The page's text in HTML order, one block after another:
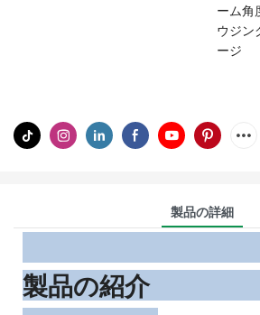
ーム角
ウジン
ージ
製品の詳細
製品の